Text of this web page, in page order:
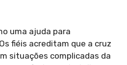
uma ajuda para
fiéis acreditam que a cruz
situações complicadas da